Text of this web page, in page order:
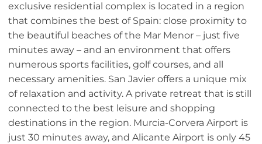
exclusive residential complex is located in a region
that combines the best of Spain: close proximity to
the beautiful beaches of the Mar Menor – just five
minutes away – and an environment that offers
numerous sports facilities, golf courses, and all
necessary amenities. San Javier offers a unique mix
of relaxation and activity. A private retreat that is still
connected to the best leisure and shopping
destinations in the region. Murcia-Corvera Airport is
just 30 minutes away, and Alicante Airport is only 45